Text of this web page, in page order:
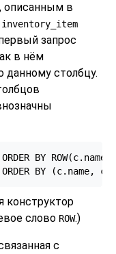
описанным в
inventory_item
запрос
в нём
данному столбцу.
ORDER BY
ORDER BY
конструктор
слово ROW.)
с